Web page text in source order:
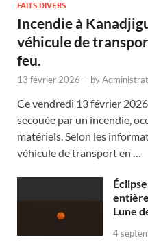
FAITS DIVERS
Incendie à
véhicule de
feu.
13 février 2026 - by
Ce vendredi 13 février
secouée par un incendie,
matériels. Selon les
véhicule de transport en …
Lune
4